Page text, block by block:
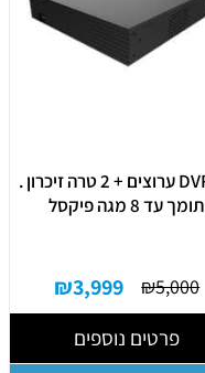
DVR 32 ערוצים + 2 טרה זיכרון .
תומך עד 8 מגה פיקסל
₪5,000
₪3,999
פרטים נוספים